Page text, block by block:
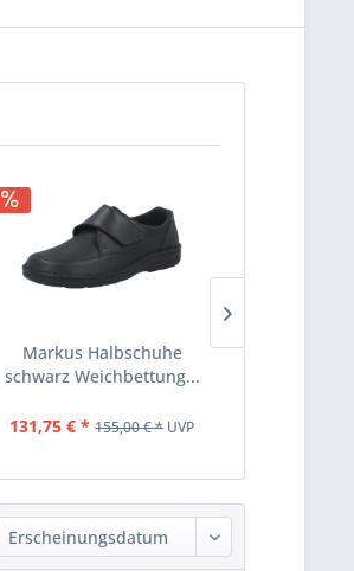
Markus Halbschuhe
schwarz Weichbettung...
131,75 € * 155,00 € *UVP